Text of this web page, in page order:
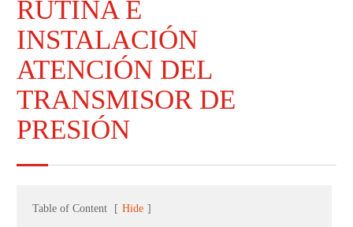
RUTINA E
INSTALACIÓN
ATENCIÓN DEL
TRANSMISOR DE
PRESIÓN
Table of Content [ Hide ]